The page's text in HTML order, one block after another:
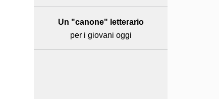
Un "canone" letterario
per i giovani oggi